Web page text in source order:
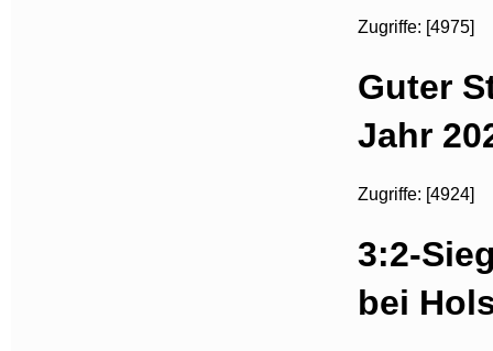
Zugriffe: [4975]
Guter
Jahr
Zugriffe: [4924]
3:2-
bei